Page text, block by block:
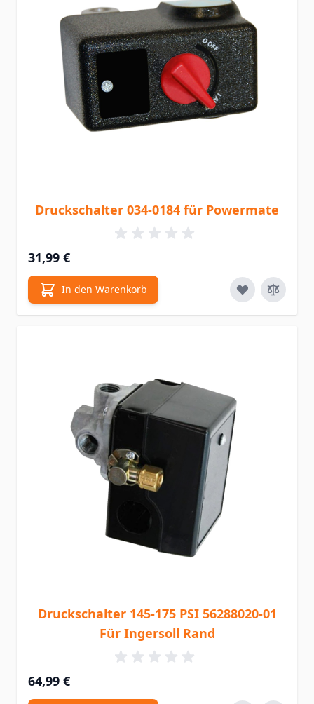
Druckschalter 034-0184 für Powermate
31,99 €
In den Warenkorb
Druckschalter 145-175 PSI 56288020-01
Für Ingersoll Rand
64,99 €